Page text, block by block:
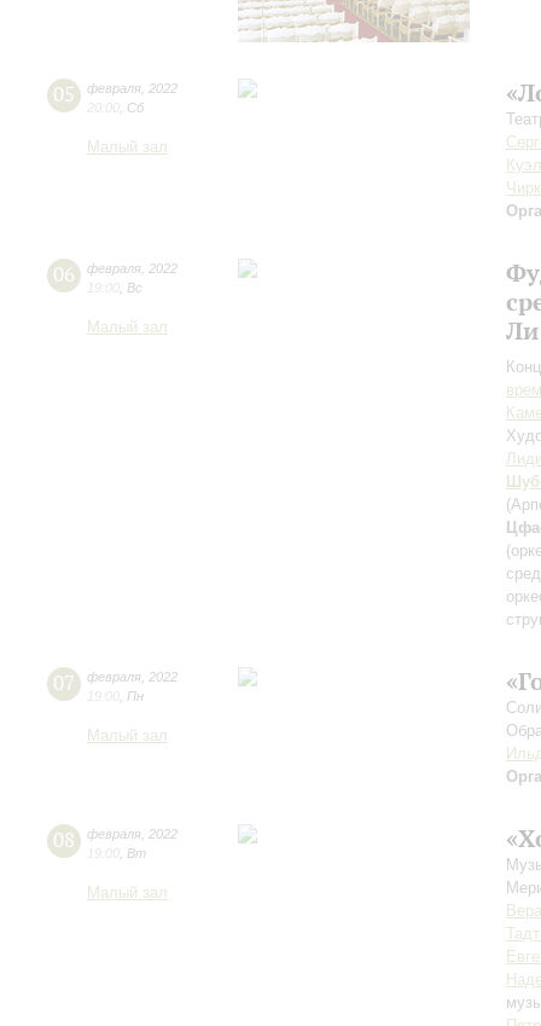
05 февраля 2022
20:00 Сб
Малый зал
06 февраля 2022
19:00 Вс
Малый зал
07 февраля 2022
19:00 Пн
Малый зал
08 февраля 2022
19:00 Вт
Малый зал